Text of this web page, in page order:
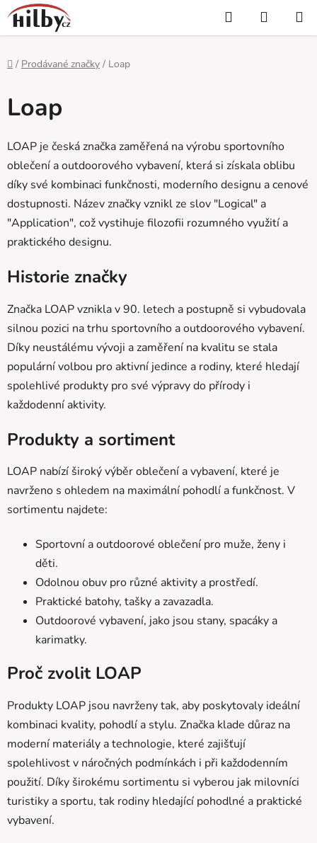
Přejít
na
obsah
Hledat
KOŠÍK
Domů
/ Prodávané značky / Loap
Loap
LOAP je česká značka zaměřená na výrobu sportovního
oblečení a outdoorového vybavení, která si získala oblibu
díky své kombinaci funkčnosti, moderního designu a cenové
dostupnosti. Název značky vznikl ze slov "Logical" a
"Application", což vystihuje filozofii rozumného využití a
praktického designu.
Historie značky
Značka LOAP vznikla v 90. letech a postupně si vybudovala
silnou pozici na trhu sportovního a outdoorového vybavení.
Díky neustálému vývoji a zaměření na kvalitu se stala
populární volbou pro aktivní jedince a rodiny, které hledají
spolehlivé produkty pro své výpravy do přírody i
každodenní aktivity.
Produkty a sortiment
LOAP nabízí široký výběr oblečení a vybavení, které je
navrženo s ohledem na maximální pohodlí a funkčnost. V
sortimentu najdete:
Sportovní a outdoorové oblečení pro muže, ženy i
děti.
Odolnou obuv pro různé aktivity a prostředí.
Praktické batohy, tašky a zavazadla.
Outdoorové vybavení, jako jsou stany, spacáky a
karimatky.
Proč zvolit LOAP
Produkty LOAP jsou navrženy tak, aby poskytovaly ideální
kombinaci kvality, pohodlí a stylu. Značka klade důraz na
moderní materiály a technologie, které zajišťují
spolehlivost v náročných podmínkách i při každodenním
použití. Díky širokému sortimentu si vyberou jak milovníci
turistiky a sportu, tak rodiny hledající pohodlné a praktické
vybavení.